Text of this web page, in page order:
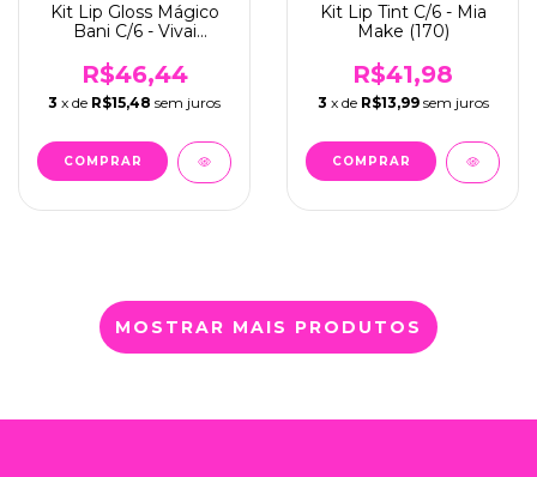
Kit Lip Gloss Mágico
Bani C/6 - Vivai
R$46,44
3 x de R$15,48 sem juros
Kit Lip Tint C/6 - Mia
Make (170)
R$41,98
3 x de R$13,99 sem juros
MOSTRAR MAIS PRODUTOS